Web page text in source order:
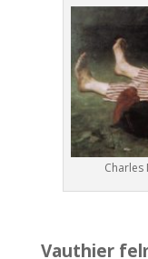
Charles
Vauthier